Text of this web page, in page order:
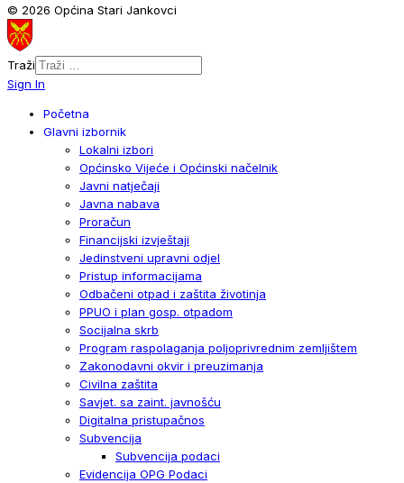
© 2026 Općina Stari Jankovci
Traži
Sign In
Početna
Glavni izbornik
Lokalni izbori
Općinsko Vijeće i Općinski načelnik
Javni natječaji
Javna nabava
Proračun
Financijski izvještaji
Jedinstveni upravni odjel
Pristup informacijama
Odbačeni otpad i zaštita životinja
PPUO i plan gosp. otpadom
Socijalna skrb
Program raspolaganja poljoprivrednim zemljištem
Zakonodavni okvir i preuzimanja
Civilna zaštita
Savjet. sa zaint. javnošću
Digitalna pristupačnos
Subvencija
Subvencija podaci
Evidencija OPG Podaci